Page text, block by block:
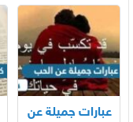
عبارات جميلة عن